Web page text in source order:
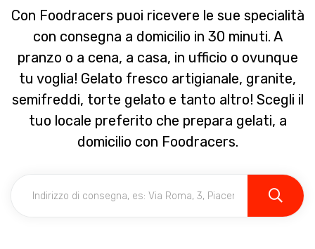
Con Foodracers puoi ricevere le sue specialità
con consegna a domicilio in 30 minuti. A
pranzo o a cena, a casa, in ufficio o ovunque
tu voglia! Gelato fresco artigianale, granite,
semifreddi, torte gelato e tanto altro! Scegli il
tuo locale preferito che prepara gelati, a
domicilio con Foodracers.